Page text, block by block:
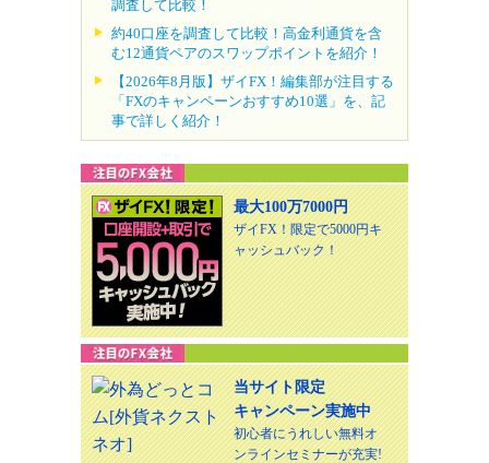
調査して比較！
約40口座を調査して比較！高金利通貨を含
む12通貨ペアのスワップポイントを紹介！
【2026年8月版】ザイFX！編集部が注目する
「FXのキャンペーンおすすめ10選」を、記
事で詳しく紹介！
最大100万7000円
ザイFX！限定で5000円キ
ャッシュバック！
当サイト限定
キャンペーン実施中
初心者にうれしい無料オ
ンラインセミナーが充実!